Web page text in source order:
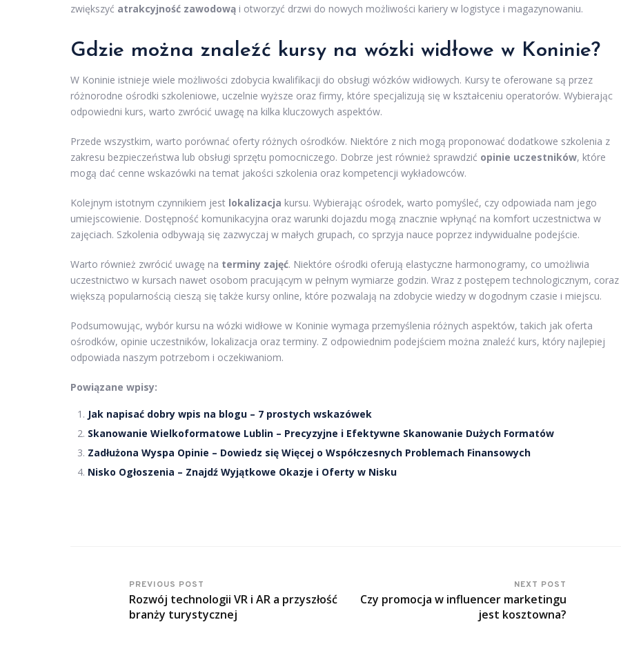
zwiększyć atrakcyjność zawodową i otworzyć drzwi do nowych możliwości kariery w logistyce i magazynowaniu.
Gdzie można znaleźć kursy na wózki widłowe w Koninie?
W Koninie istnieje wiele możliwości zdobycia kwalifikacji do obsługi wózków widłowych. Kursy te oferowane są przez
różnorodne ośrodki szkoleniowe, uczelnie wyższe oraz firmy, które specjalizują się w kształceniu operatorów. Wybierając
odpowiedni kurs, warto zwrócić uwagę na kilka kluczowych aspektów.
Przede wszystkim, warto porównać oferty różnych ośrodków. Niektóre z nich mogą proponować dodatkowe szkolenia z
zakresu bezpieczeństwa lub obsługi sprzętu pomocniczego. Dobrze jest również sprawdzić opinie uczestników, które
mogą dać cenne wskazówki na temat jakości szkolenia oraz kompetencji wykładowców.
Kolejnym istotnym czynnikiem jest lokalizacja kursu. Wybierając ośrodek, warto pomyśleć, czy odpowiada nam jego
umiejscowienie. Dostępność komunikacyjna oraz warunki dojazdu mogą znacznie wpłynąć na komfort uczestnictwa w
zajęciach. Szkolenia odbywają się zazwyczaj w małych grupach, co sprzyja nauce poprzez indywidualne podejście.
Warto również zwrócić uwagę na terminy zajęć. Niektóre ośrodki oferują elastyczne harmonogramy, co umożliwia
uczestnictwo w kursach nawet osobom pracującym w pełnym wymiarze godzin. Wraz z postępem technologicznym, coraz
większą popularnością cieszą się także kursy online, które pozwalają na zdobycie wiedzy w dogodnym czasie i miejscu.
Podsumowując, wybór kursu na wózki widłowe w Koninie wymaga przemyślenia różnych aspektów, takich jak oferta
ośrodków, opinie uczestników, lokalizacja oraz terminy. Z odpowiednim podejściem można znaleźć kurs, który najlepiej
odpowiada naszym potrzebom i oczekiwaniom.
Powiązane wpisy:
Jak napisać dobry wpis na blogu – 7 prostych wskazówek
Skanowanie Wielkoformatowe Lublin – Precyzyjne i Efektywne Skanowanie Dużych Formatów
Zadłużona Wyspa Opinie – Dowiedz się Więcej o Współczesnych Problemach Finansowych
Nisko Ogłoszenia – Znajdź Wyjątkowe Okazje i Oferty w Nisku
PREVIOUS POST
Rozwój technologii VR i AR a przyszłość
branży turystycznej
NEXT POST
Czy promocja w influencer marketingu
jest kosztowna?